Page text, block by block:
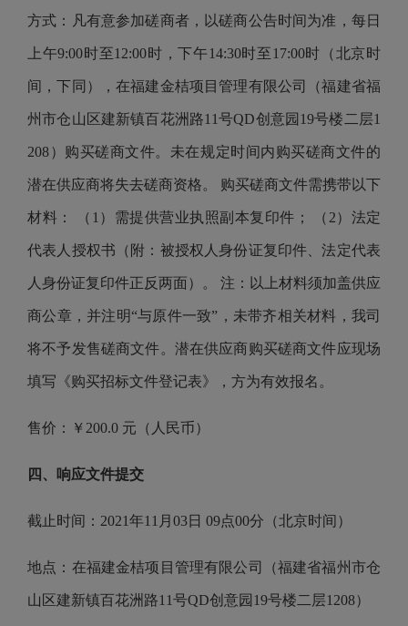
方式：凡有意参加磋商者，以磋商公告时间为准，每日
上午9:00时至12:00时，下午14:30时至17:00时（北京时
间，下同），在福建金桔项目管理有限公司（福建省福
州市仓山区建新镇百花洲路11号QD创意园19号楼二层1
208）购买磋商文件。未在规定时间内购买磋商文件的
潜在供应商将失去磋商资格。 购买磋商文件需携带以下
材料： （1）需提供营业执照副本复印件； （2）法定
代表人授权书（附：被授权人身份证复印件、法定代表
人身份证复印件正反两面）。 注：以上材料须加盖供应
商公章，并注明“与原件一致”，未带齐相关材料，我司
将不予发售磋商文件。潜在供应商购买磋商文件应现场
填写《购买招标文件登记表》，方为有效报名。
售价：￥ 200.0 元（人民币）
四、响应文件提交
截止时间： 2021年11月03日 09点00分（北京时间）
地点：在福建金桔项目管理有限公司（福建省福州市仓
山区建新镇百花洲路11号QD创意园19号楼二层1208）